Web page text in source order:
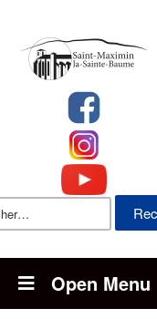
Rechercher :
Open Menu